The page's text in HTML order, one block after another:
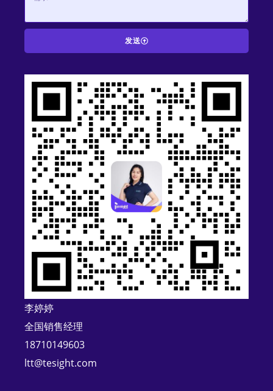
发送
:
李婷婷
全国销售经理
18710149603
ltt@tesight.com